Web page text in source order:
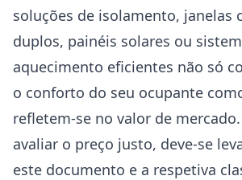
soluções de isolamento, janelas
duplos, painéis solares ou
aquecimento eficientes não só
o conforto do seu ocupante
refletem-se no valor de
avaliar o preço justo, deve-se
este documento e a respetiva